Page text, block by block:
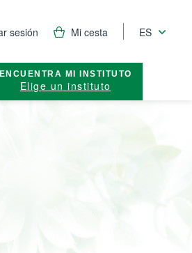
sesión Mi cesta ES
ENCUENTRA MI INSTITUTO
Elige un instituto